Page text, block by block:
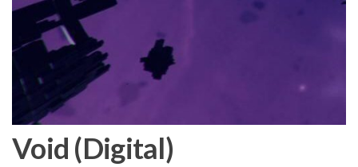
Void (Digital)